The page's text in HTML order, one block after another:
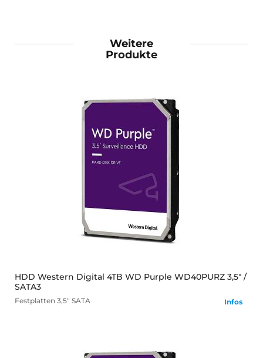
Weitere
Produkte
HDD Western Digital 4TB WD Purple WD40PURZ 3,5" /
SATA3
Festplatten 3,5" SATA Infos